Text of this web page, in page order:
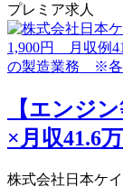
プレミア求人
【エンジ
×月収41.6
株式会社日本ケ